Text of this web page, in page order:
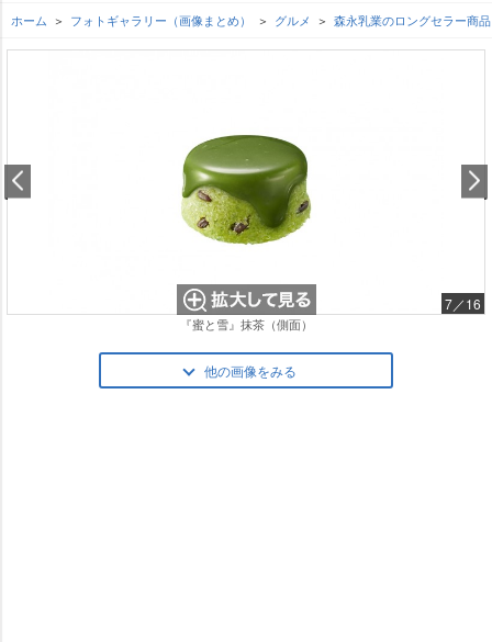
ホーム フォトギャラリー（画像まとめ） グルメ 森永乳業のロングセラー商
7／16
『蜜と雪』抹茶（側面）
他の画像をみる